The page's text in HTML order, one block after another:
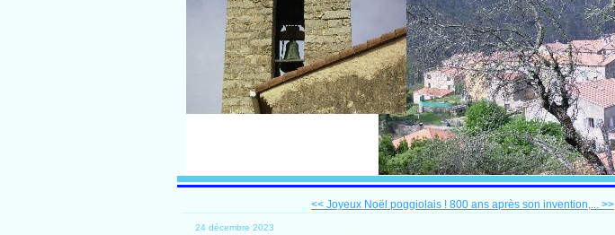
<< Joyeux Noël poggiolais ! 800 ans après son invention,... >>
24 décembre 2023